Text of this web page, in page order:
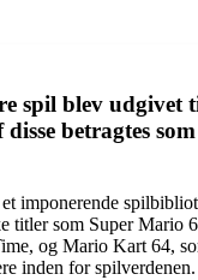
spil blev udgivet
betragtes
imponerende
titler som Super Mario
og Mario Kart 64,
inden for spilverdenen.